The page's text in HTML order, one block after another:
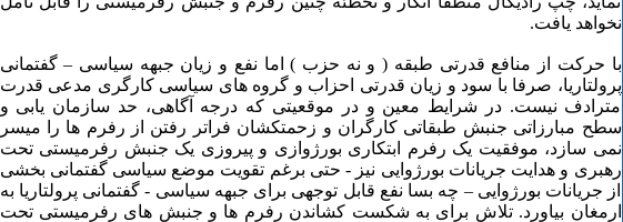
نخواهد یافت.
با حرکت از منافع قدرتی طبقه ( و نه حزب ) اما نفع و زیان جبهه سیاسی – گفتمانی
پرولتاریا، صرفا با سود و زیان قدرتی احزاب و گروه های سیاسی کارگری مدعی قدرت
مترادف نیست. در شرایط معین و در موقعیتی که درجه آگاهی، حد سازمان یابی و
سطح مبارزاتی جنبش طبقاتی کارگران و زحمتکشان فراتر رفتن از رفرم ها را میسر
نمی سازد، موفقیت یک رفرم ابتکاری بورژوازی و پیروزی یک جنبش رفرمیستی تحت
رهبری و هدایت جریانات بورژوایی نیز - حتی برغم تقویت موضع سیاسی گفتمانی بخشی
از جریانات بورژوایی – چه بسا نفع قابل توجهی برای جبهه سیاسی - گفتمانی پرولتاریا به
ارمغان بیاورد. تلاش برای به شکست کشاندن رفرم ها و جنبش های رفرمیستی تحت